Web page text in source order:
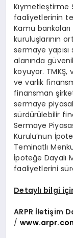
Kıymetleştirme
faaliyetlerinin
Kamu
kuruluşlarının
sermaye
alanında
koyuyor. TMKŞ,
ve varlık
finansman
sermaye
sürdürülebilir
Sermaye
Kurulu’nun
Teminatlı
İpoteğe Dayalı
faaliyetlerini
Detaylı bilgi iç
ARPR İletişim
/